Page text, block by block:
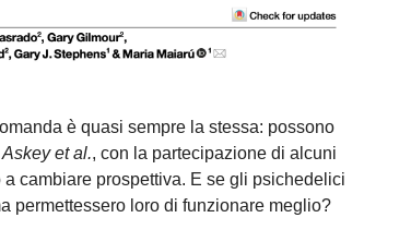
è quasi sempre la stessa: possono
Askey et al., con la partecipazione di alcuni
cambiare prospettiva. E se gli psichedelici
permettessero loro di funzionare meglio?